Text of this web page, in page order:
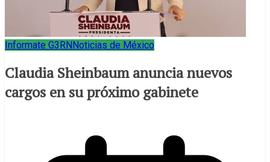
Informate G3RN Noticias de México
Claudia Sheinbaum anuncia nuevos
cargos en su próximo gabinete